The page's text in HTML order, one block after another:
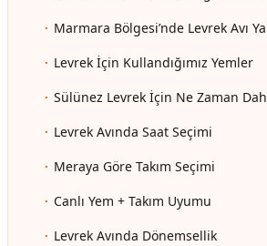
Marmara Bölgesi’nde Levrek Avı
Levrek İçin Kullandığımız Yemler
Sülünez Levrek İçin Ne Zaman
Levrek Avında Saat Seçimi
Meraya Göre Takım Seçimi
Canlı Yem + Takım Uyumu
Levrek Avında Dönemsellik